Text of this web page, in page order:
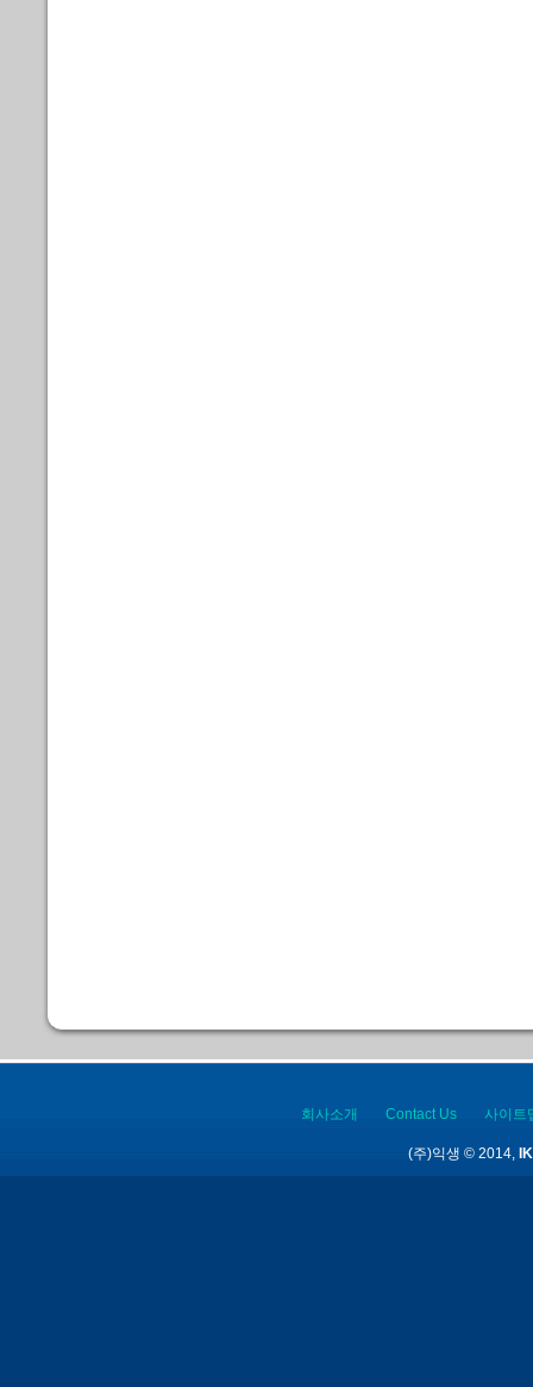
회사소개 Contact Us 사이트
(주)익생 © 2014,